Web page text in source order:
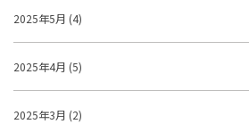
2025年5月 (4)
2025年4月 (5)
2025年3月 (2)